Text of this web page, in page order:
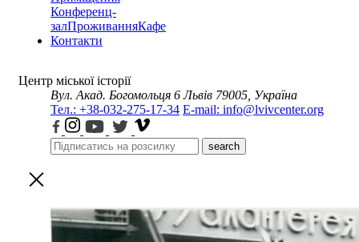
Конференц-
залПроживанняКафе
Контакти
Центр міської історії
Вул. Акад. Богомольця 6 Львів 79005, Україна
Тел.: +38-032-275-17-34 E-mail: info@lvivcenter.org
search